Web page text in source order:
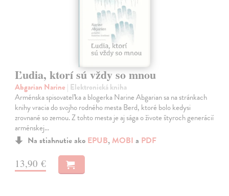
Ľudia, ktorí sú vždy so mnou
Abgarian Narine | Elektronická kniha
Arménska spisovateľka a blogerka Narine Abgarian sa na stránkach
knihy vracia do svojho rodného mesta Berd, ktoré bolo kedysi
zrovnané so zemou. Z tohto mesta je aj sága o živote štyroch generácií
arménskej…
Na stiahnutie ako EPUB, MOBI a PDF
13,90 €